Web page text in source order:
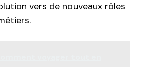
vers de nouveaux rôles